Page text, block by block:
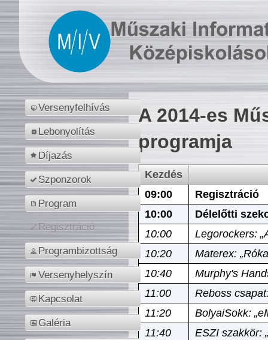
Versenyfelhívás
Lebonyolítás
Díjazás
Szponzorok
Program
Regisztráció
Programbizottság
Versenyhelyszín
Kapcsolat
Galéria
A 2014-es
programja
Kezdés
09:00
Regisztráció
10:00
Délelőtti
10:00
Legorockers:
10:20
Materex:
10:40
Murphy's
11:00
Reboss
11:20
BolyaiSokk:
11:40
ESZI szakkör: